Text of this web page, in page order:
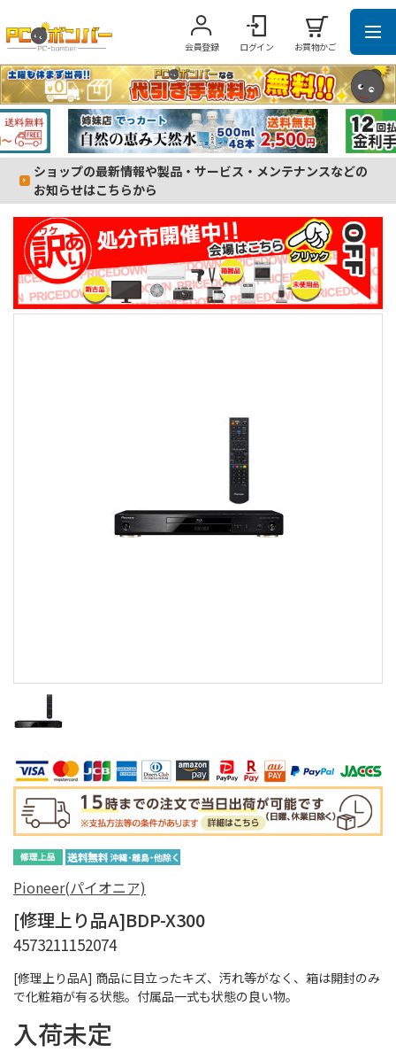
会員登録 ログイン お買物かご
ショップの最新情報や製品・サービス・メンテナンスなどの
お知らせはこちらから
[修理上り品A] 商品に目立ったキズ、汚れ等がなく、箱は開封のみ
で化粧箱が有る状態。付属品一式も状態の良い物。
Pioneer(パイオニア)
[修理上り品A]BDP-X300
4573211152074
入荷未定